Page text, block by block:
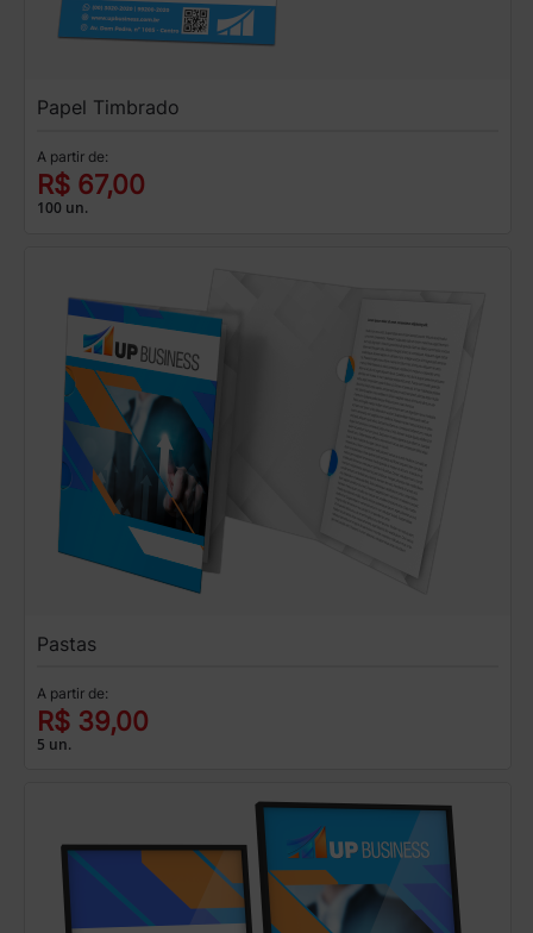
Papel Timbrado
A partir de:
R$ 67,00
100 un.
Pastas
A partir de:
R$ 39,00
5 un.